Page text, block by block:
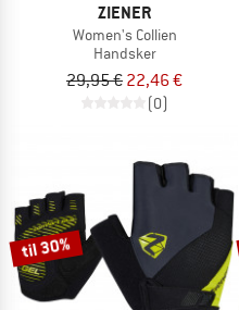
ZIENER
Women's Collien
Handsker
29,95 € 22,46 €
(0)
til 30%